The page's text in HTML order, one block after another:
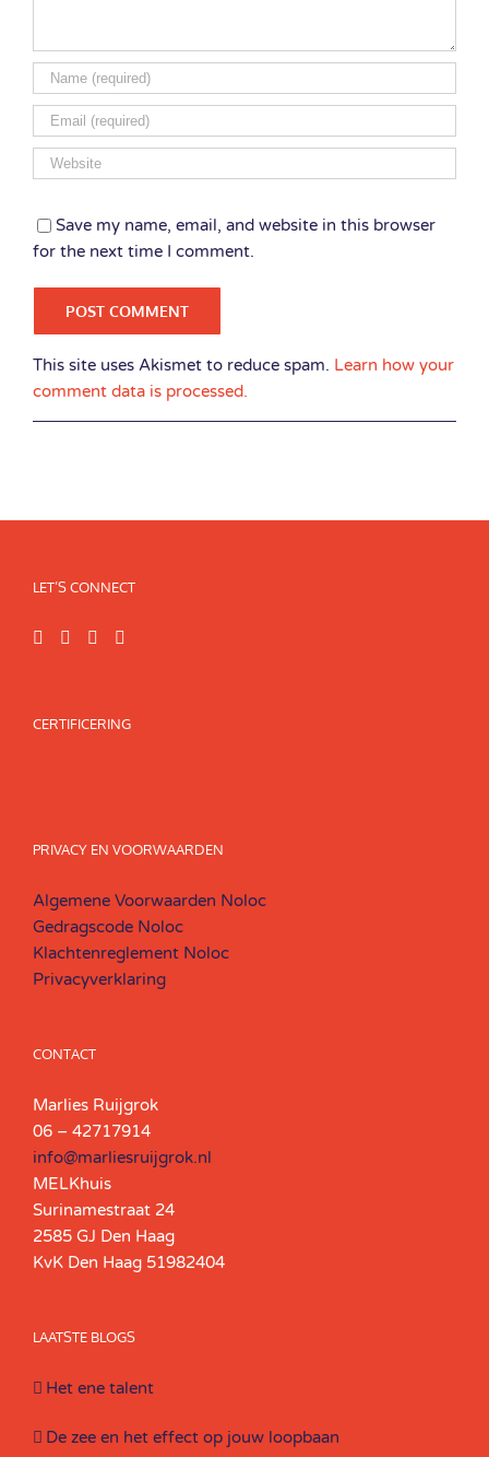
Save my name, email, and website in this browser
for the next time I comment.
This site uses Akismet to reduce spam. Learn how your
comment data is processed.
LET’S CONNECT
CERTIFICERING
PRIVACY EN VOORWAARDEN
Algemene Voorwaarden Noloc
Gedragscode Noloc
Klachtenreglement Noloc
Privacyverklaring
CONTACT
Marlies Ruijgrok
06 – 42717914
info@marliesruijgrok.nl
MELKhuis
Surinamestraat 24
2585 GJ Den Haag
KvK Den Haag 51982404
LAATSTE BLOGS
Het ene talent
De zee en het effect op jouw loopbaan